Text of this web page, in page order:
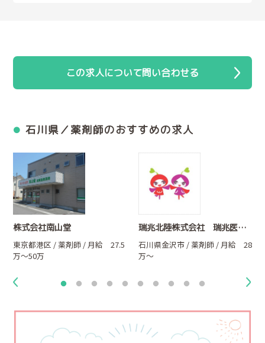
この求人について問い合わせる
石川県／薬剤師のおすすめの求人
株式会社南山堂
東京都港区 / 薬剤師 / 月給 27.5
万～50万
瑞兆北陸株式会社 瑞兆医薬有限会社
石川県金沢市 / 薬剤師 / 月給 28
万～